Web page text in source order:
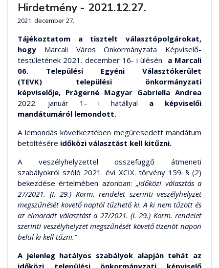
Hirdetmény - 2021.12.27.
2021. december 27.
Tájékoztatom a tisztelt választópolgárokat,
hogy Marcali Város Önkormányzata Képviselő-
testületének 2021. december 16- i ülésén
a Marcali
06. Települési Egyéni Választókerület
(TEVK) települési önkormányzati
képviselője, Prágerné Magyar Gabriella Andrea
2022.
január 1- i hatállyal a képviselői
mandátumáról lemondott.
A lemondás következtében megüresedett mandátum
betöltésére időközi választást kell kitűzni.
A veszélyhelyzettel összefüggő átmeneti
szabályokról szóló 2021. évi XCIX. törvény 159. § (2)
bekezdése értelmében azonban: „Időközi választás a
27/2021. (I. 29.) Korm. rendelet szerinti veszélyhelyzet
megszűnését követő naptól tűzhető ki. A ki nem tűzött és
az elmaradt választást a 27/2021. (I. 29.) Korm. rendelet
szerinti veszélyhelyzet megszűnését követő tizenöt napon
belül ki kell tűzni.”
A jelenleg hatályos szabályok alapján tehát az